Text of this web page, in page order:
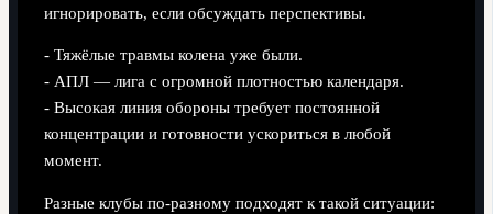
игнорировать, если обсуждать перспективы.
- Тяжёлые травмы колена уже были.
- АПЛ — лига с огромной плотностью календаря.
- Высокая линия обороны требует постоянной
концентрации и готовности ускориться в любой
момент.
Разные клубы по-разному подходят к такой ситуации: